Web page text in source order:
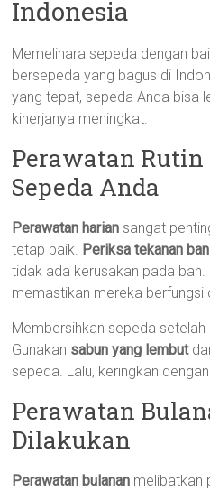
Indonesia
Memelihara sepeda dengan
bersepeda yang bagus di
yang tepat, sepeda Anda bisa
kinerjanya meningkat.
Perawatan
Sepeda Anda
Perawatan harian sangat
tetap baik. Periksa tekanan ban
tidak ada kerusakan pada ban.
memastikan mereka berfungsi
Membersihkan sepeda setelah
Gunakan sabun yang lembut
sepeda. Lalu, keringkan
Perawatan
Dilakukan
Perawatan bulanan melibatkan